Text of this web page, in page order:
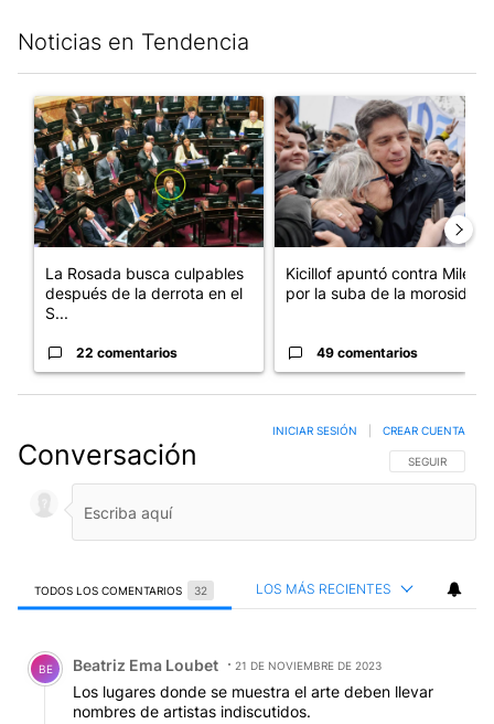
Noticias en Tendencia
Un artículo de tendencia con el título "La Rosada busca
La Rosada busca culpables
después de la derrota en el
S...
22 comentarios
Un artículo de tendencia con
Kicillof apuntó contra Milei
por la suba de la morosida...
49 comentarios
Conversación SIGA ESTA
SEGUIR
INICIAR SESIÓN CREAR CUENTA
TODOS LOS COMENTARIOS 32 LOS MÁS RECIENTES
Comentario de Beatriz Ema Loubet.
BE Beatriz Ema Loubet 21 DE NOVIEMBRE DE 2023
Los lugares donde se muestra el arte deben llevar
nombres de artistas indiscutidos.